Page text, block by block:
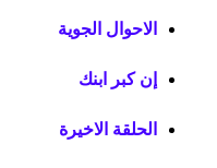
الاحوال الجوية
إن كبر ابنك
الحلقة الاخيرة